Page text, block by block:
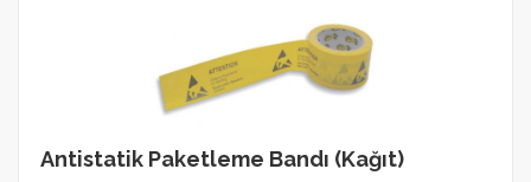
Antistatik Paketleme Bandı (Kağıt)